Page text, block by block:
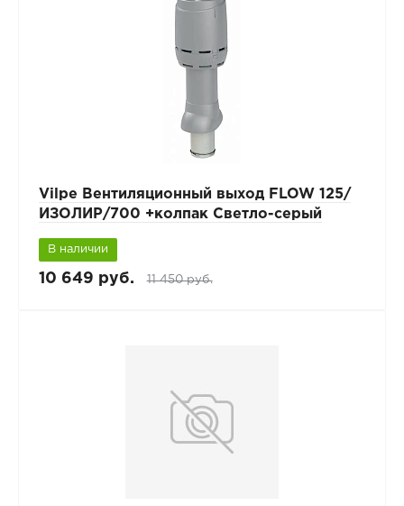
Vilpe Вентиляционный выход FLOW 125/
ИЗОЛИР/700 +колпак Светло-серый
В наличии
10 649 руб. 11 450 руб.